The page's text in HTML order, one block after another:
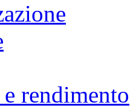
rendimento